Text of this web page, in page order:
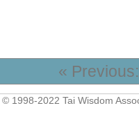
«
© 1998-2022 Tai Wisdom